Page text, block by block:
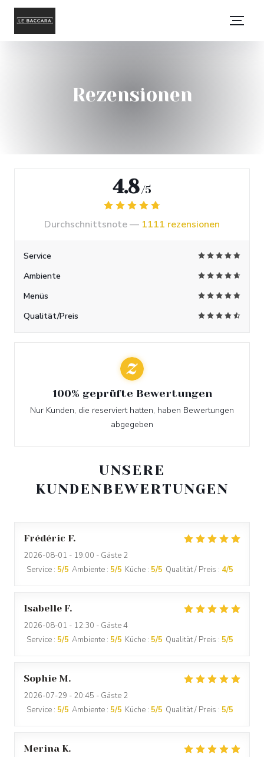
Rezensionen
UNSERE
KUNDENBEWERTUNGEN
Frédéric F
2026-08-01 - 19:00 - Gäste 2
Service : 5/5 Ambiente : 5/5 Küche : 5/5 Qualität / Preis : 4/5
Isabelle F
2026-08-01 - 12:30 - Gäste 4
Service : 5/5 Ambiente : 5/5 Küche : 5/5 Qualität / Preis : 5/5
Sophie M
2026-07-29 - 20:45 - Gäste 2
Service : 5/5 Ambiente : 5/5 Küche : 5/5 Qualität / Preis : 5/5
Merina K
4.8 /5
Durchschnittsnote — 1111 rezensionen
Service
Ambiente
Menüs
Qualität/Preis
100% geprüfte Bewertungen
Nur Kunden, die reserviert hatten, haben Bewertungen
abgegeben